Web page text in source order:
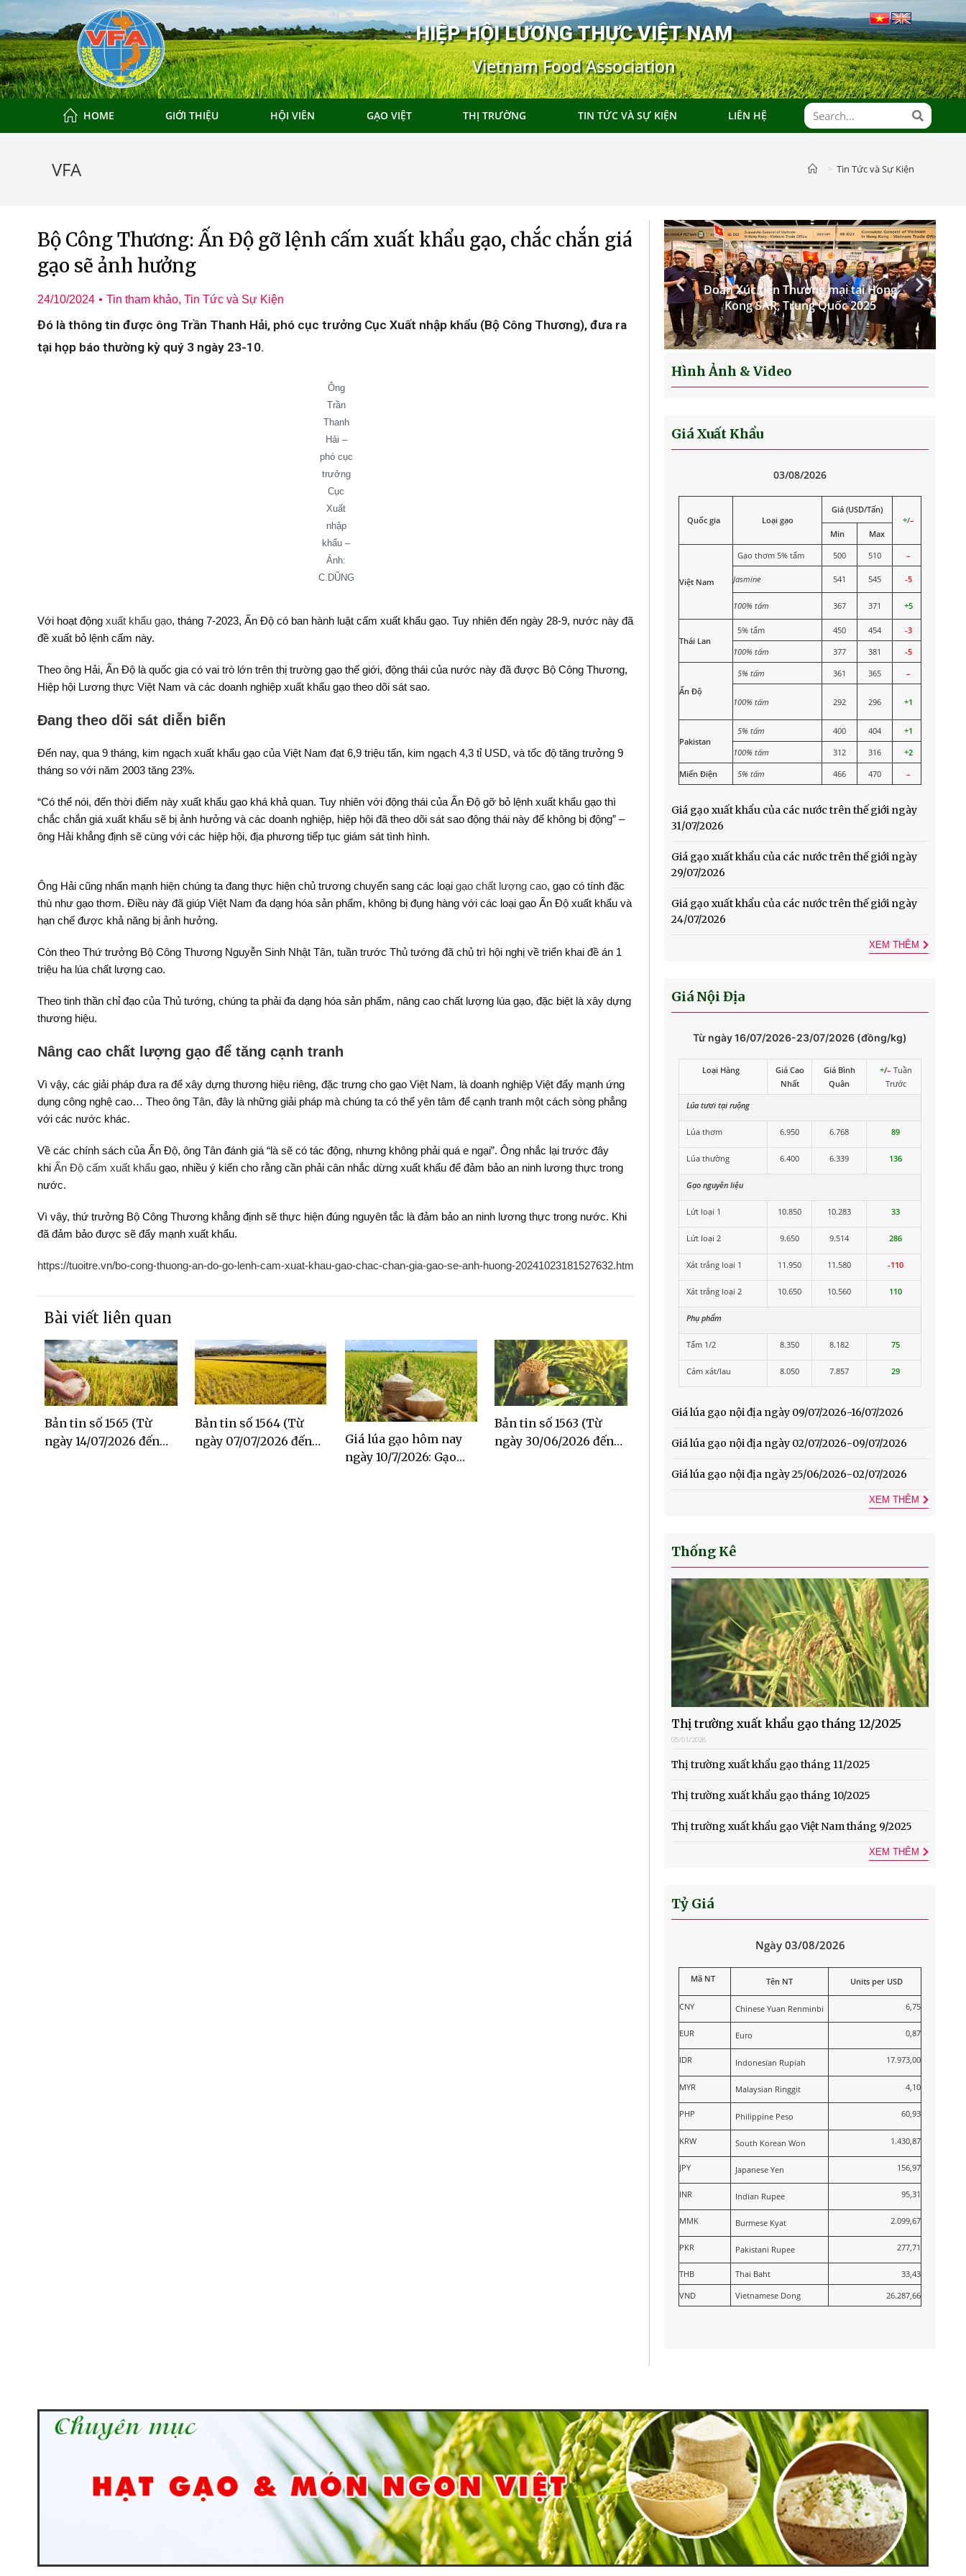
HIỆP HỘI LƯƠNG THỰC VIỆT NAM
Vietnam Food Association
HOME GIỚI THIỆU HỘI VIÊN GẠO VIỆT THỊ TRƯỜNG TIN TỨC VÀ SỰ KIỆN LIÊN HỆ
VFA > Tin Tức và Sự Kiện
Bộ Công Thương: Ấn Độ gỡ lệnh cấm xuất khẩu gạo, chắc chắn giá
gạo sẽ ảnh hưởng
24/10/2024 Tin tham khảo, Tin Tức và Sự Kiện
Đó là thông tin được ông Trần Thanh Hải, phó cục trưởng Cục Xuất nhập khẩu (Bộ Công Thương), đưa ra
tại họp báo thường kỳ quý 3 ngày 23-10.
Ông
Trần
Thanh
Hải –
phó cục
trưởng
Cục
Xuất
nhập
khẩu –
Ảnh:
C.DŨNG
Với hoạt động xuất khẩu gạo, tháng 7-2023, Ấn Độ có ban hành luật cấm xuất khẩu gạo. Tuy nhiên đến ngày 28-9, nước này đã
đề xuất bỏ lệnh cấm này.
Theo ông Hải, Ấn Độ là quốc gia có vai trò lớn trên thị trường gạo thế giới, động thái của nước này đã được Bộ Công Thương,
Hiệp hội Lương thực Việt Nam và các doanh nghiệp xuất khẩu gạo theo dõi sát sao.
Đang theo dõi sát diễn biến
Đến nay, qua 9 tháng, kim ngạch xuất khẩu gạo của Việt Nam đạt 6,9 triệu tấn, kim ngạch 4,3 tỉ USD, và tốc độ tăng trưởng 9
tháng so với năm 2003 tăng 23%.
“Có thể nói, đến thời điểm này xuất khẩu gạo khá khả quan. Tuy nhiên với động thái của Ấn Độ gỡ bỏ lệnh xuất khẩu gạo thì
chắc chắn giá xuất khẩu sẽ bị ảnh hưởng và các doanh nghiệp, hiệp hội đã theo dõi sát sao động thái này để không bị động” –
ông Hải khẳng định sẽ cùng với các hiệp hội, địa phương tiếp tục giám sát tình hình.
Ông Hải cũng nhấn mạnh hiện chúng ta đang thực hiện chủ trương chuyển sang các loại gạo chất lượng cao, gạo có tính đặc
thù như gạo thơm. Điều này đã giúp Việt Nam đa dạng hóa sản phẩm, không bị đụng hàng với các loại gạo Ấn Độ xuất khẩu và
hạn chế được khả năng bị ảnh hưởng.
Còn theo Thứ trưởng Bộ Công Thương Nguyễn Sinh Nhật Tân, tuần trước Thủ tướng đã chủ trì hội nghị về triển khai đề án 1
triệu ha lúa chất lượng cao.
Theo tinh thần chỉ đạo của Thủ tướng, chúng ta phải đa dạng hóa sản phẩm, nâng cao chất lượng lúa gạo, đặc biệt là xây dựng
thương hiệu.
Nâng cao chất lượng gạo để tăng cạnh tranh
Vì vậy, các giải pháp đưa ra để xây dựng thương hiệu riêng, đặc trưng cho gạo Việt Nam, là doanh nghiệp Việt đẩy mạnh ứng
dụng công nghệ cao… Theo ông Tân, đây là những giải pháp mà chúng ta có thể yên tâm để cạnh tranh một cách sòng phẳng
với các nước khác.
Về các chính sách của Ấn Độ, ông Tân đánh giá “là sẽ có tác động, nhưng không phải quá e ngại”. Ông nhắc lại trước đây
khi Ấn Độ cấm xuất khẩu gạo, nhiều ý kiến cho rằng cần phải cân nhắc dừng xuất khẩu để đảm bảo an ninh lương thực trong
nước.
Vì vậy, thứ trưởng Bộ Công Thương khẳng định sẽ thực hiện đúng nguyên tắc là đảm bảo an ninh lương thực trong nước. Khi
đã đảm bảo được sẽ đẩy mạnh xuất khẩu.
https://tuoitre.vn/bo-cong-thuong-an-do-go-lenh-cam-xuat-khau-gao-chac-chan-gia-gao-se-anh-huong-20241023181527632.htm
Bài viết liên quan
Bản tin số 1565 (Từ
ngày 14/07/2026 đến
Bản tin số 1564 (Từ
ngày 07/07/2026 đến
Giá lúa gạo hôm nay
ngày 10/7/2026: Gạo
Bản tin số 1563 (Từ
ngày 30/06/2026 đến
Quốc 2025
Quảng Châu, Trung Quốc 2025
Đoàn Xúc tiến Thương mại tại Hong
Kong SAR, Trung Quốc 2025
Hình Ảnh & Video
Giá Xuất Khẩu
03/08/2026
Quốc gia Loại gạo
Giá (USD/Tấn)
+/–
Min
Max
Việt Nam
Gạo thơm 5% tấm 500 510 –
Jasmine 541 545 -5
100% tấm 367 371 +5
Thái Lan
5% tấm 450 454
-3
100% tấm
377 381 -5
Ấn Độ
5% tấm 361 365 –
100% tấm 292 296 +1
Pakistan
5% tấm 400 404
+1
100% tấm
312 316
+2
Miến Điện
5% tấm 466 470 –
Giá gạo xuất khẩu của các nước trên thế giới ngày
31/07/2026
Giá gạo xuất khẩu của các nước trên thế giới ngày
29/07/2026
Giá gạo xuất khẩu của các nước trên thế giới ngày
24/07/2026
XEM THÊM
Giá Nội Địa
Từ ngày 16/07/2026-23/07/2026 (đồng/kg)
Loại Hàng
Giá Cao
Nhất
Giá Bình
Quân
+/– Tuần
Trước
Lúa tươi tại ruộng
Lúa thơm 6.950 6.768 89
Lúa thường 6.400 6.339 136
Gạo nguyên liệu
Lứt loại 1 10.850 10.283 33
Lứt loại 2 9.650 9.514 286
Xát trắng loại 1 11.950 11.580 -110
Xát trắng loại 2 10.650 10.560 110
Phụ phẩm
Tấm 1/2 8.350 8.182 75
Cám xát/lau 8.050 7.857 29
Giá lúa gạo nội địa ngày 09/07/2026-16/07/2026
Giá lúa gạo nội địa ngày 02/07/2026-09/07/2026
Giá lúa gạo nội địa ngày 25/06/2026-02/07/2026
XEM THÊM
Thống Kê
Thị trường xuất khẩu gạo tháng 12/2025
05/01/2026
Thị trường xuất khẩu gạo tháng 11/2025
Thị trường xuất khẩu gạo tháng 10/2025
Thị trường xuất khẩu gạo Việt Nam tháng 9/2025
XEM THÊM
Tỷ Giá
Ngày 03/08/2026
Mã NT Tên NT Units per USD
CNY Chinese Yuan Renminbi 6,75
EUR Euro 0,87
IDR Indonesian Rupiah 17.973,00
MYR Malaysian Ringgit 4,10
PHP Philippine Peso 60,93
KRW South Korean Won 1.430,87
JPY Japanese Yen 156,97
INR Indian Rupee 95,31
MMK Burmese Kyat 2.099,67
PKR Pakistani Rupee 277,71
THB Thai Baht
33,43
VND
Vietnamese Dong 26.287,66